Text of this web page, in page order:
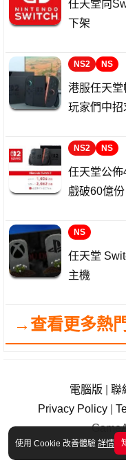
使用 Cookie 改善體驗 詳情
任天堂向
下架
NS2 NS
港服任天
玩家們中招
NS2 NS
任天堂公
戲破60億份
NS
任天堂
主機
→查看更多熱
電腦版 聯
Privacy Policy